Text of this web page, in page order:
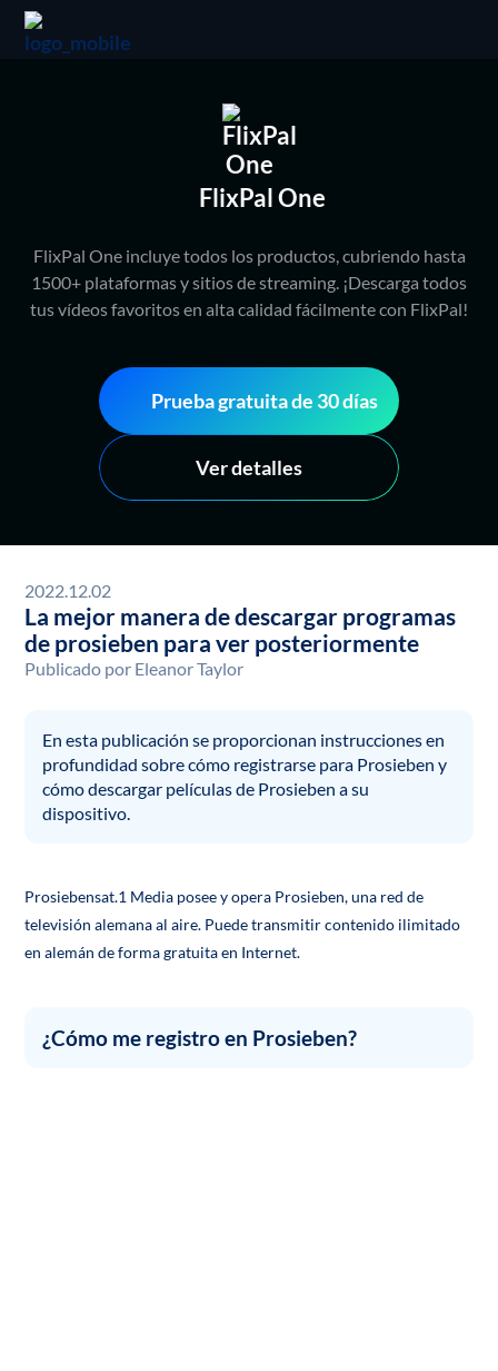
FlixPal One
FlixPal One incluye todos los productos, cubriendo hasta
1500+ plataformas y sitios de streaming. ¡Descarga todos
tus vídeos favoritos en alta calidad fácilmente con FlixPal!
Prueba gratuita de 30 días
Ver detalles
2022.12.02
La mejor manera de descargar programas
de prosieben para ver posteriormente
Publicado por Eleanor Taylor
En esta publicación se proporcionan instrucciones en
profundidad sobre cómo registrarse para Prosieben y
cómo descargar películas de Prosieben a su
dispositivo.
Prosiebensat.1 Media posee y opera Prosieben, una red de
televisión alemana al aire. Puede transmitir contenido ilimitado
en alemán de forma gratuita en Internet.
¿Cómo me registro en Prosieben?